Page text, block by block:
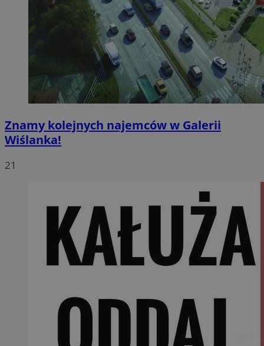
Znamy kolejnych najemców w Galerii
Wiślanka!
21